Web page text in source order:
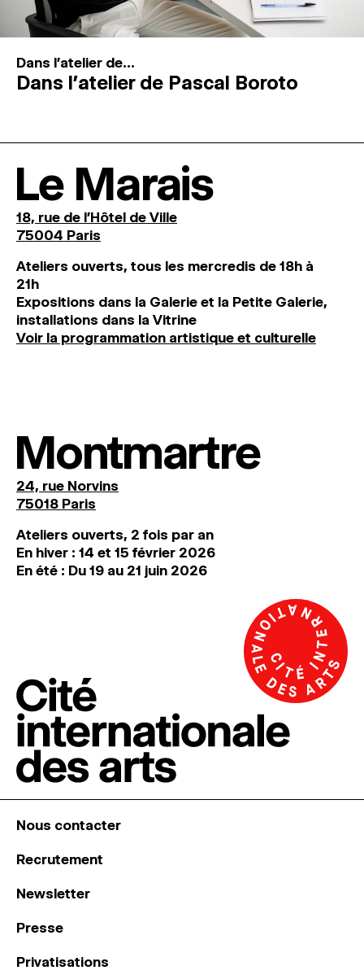
Dans l'atelier de...
Dans l’atelier de Pascal Boroto
Le Marais
18, rue de l'Hôtel de Ville
75004 Paris
Ateliers ouverts, tous les mercredis de 18h à
21h
Expositions dans la Galerie et la Petite Galerie,
installations dans la Vitrine
Voir la programmation artistique et culturelle
Montmartre
24, rue Norvins
75018 Paris
Ateliers ouverts, 2 fois par an
En hiver : 14 et 15 février 2026
En été : Du 19 au 21 juin 2026
Nous contacter
Recrutement
Newsletter
Presse
Privatisations